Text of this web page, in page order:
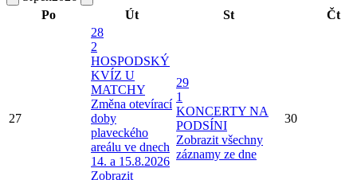
Po
Út St Čt
27
28
2
HOSPODSKÝ
KVÍZ U
MATCHY
Změna otevírací
doby
plaveckého
areálu ve dnech
14. a 15.8.2026
Zobrazit
29
1
KONCERTY NA
PODSÍNI
Zobrazit všechny
záznamy ze dne
30